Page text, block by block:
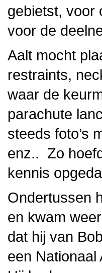
gebietst, voor
voor de
Aalt mocht
restraints,
waar de
parachute
steeds foto’s
enz.. Zo
kennis
Ondertussen
en kwam
dat hij van
een Nationaal